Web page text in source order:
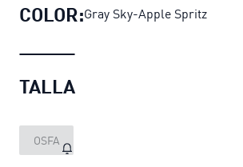
COLOR:Gray Sky-Apple Spritz
TALLA
OSFA